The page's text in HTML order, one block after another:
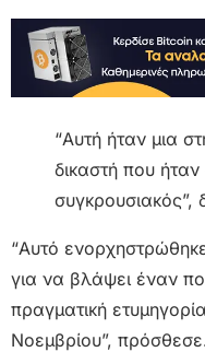
“Αυτή ήταν μια
δικαστή που
“Αυτό
για να βλάψει έναν
πραγματική
Νοεμβρίου”,